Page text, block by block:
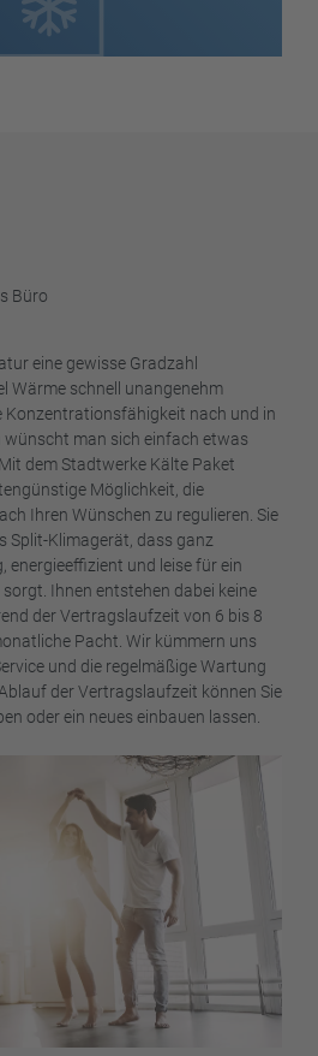
Büro
eine gewisse Gradzahl
Wärme schnell unangenehm
Konzentrationsfähigkeit nach und in
wünscht man sich einfach etwas
dem Stadtwerke Kälte Paket
Möglichkeit, die
Ihren Wünschen zu regulieren. Sie
Split-Klimagerät, dass ganz
energieeffizient und leise für ein
Ihnen entstehen dabei keine
der Vertragslaufzeit von 6 bis 8
Pacht. Wir kümmern uns
und die regelmäßige Wartung
der Vertragslaufzeit können Sie
oder ein neues einbauen lassen.